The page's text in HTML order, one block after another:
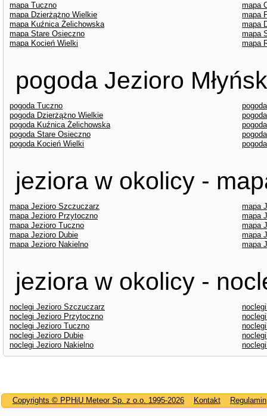
mapa Tuczno
mapa
mapa Dzierżążno Wielkie
mapa
mapa Kuźnica Żelichowska
mapa
mapa Stare Osieczno
mapa
mapa Kocień Wielki
mapa
pogoda Jezioro
pogoda Tuczno
pogoda Dzierżążno Wielkie
pogoda Kuźnica Żelichowska
pogoda Stare Osieczno
pogoda Kocień Wielki
jeziora w okolicy -
mapa Jezioro Szczuczarz
mapa
mapa Jezioro Przytoczno
mapa
mapa Jezioro Tuczno
mapa
mapa Jezioro Dubie
mapa
mapa Jezioro Nakielno
mapa
jeziora w okolicy -
noclegi Jezioro Szczuczarz
noclegi Jezioro Przytoczno
noclegi Jezioro Tuczno
noclegi Jezioro Dubie
noclegi Jezioro Nakielno
Copyrights © PPHiU Meteor Sp. z o.o. 1995-2026 Kontakt Regulamin